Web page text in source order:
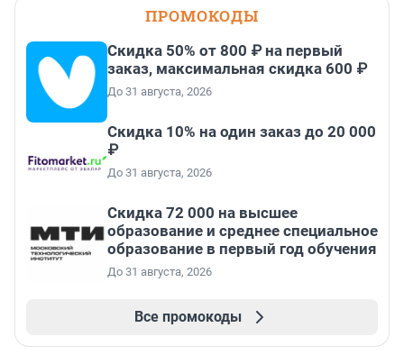
ПРОМОКОДЫ
Скидка 50% от 800 ₽ на первый
заказ, максимальная скидка 600 ₽
До 31 августа, 2026
Скидка 10% на один заказ до 20 000
₽
До 31 августа, 2026
Скидка 72 000 на высшее
образование и среднее специальное
образование в первый год обучения
До 31 августа, 2026
Все промокоды